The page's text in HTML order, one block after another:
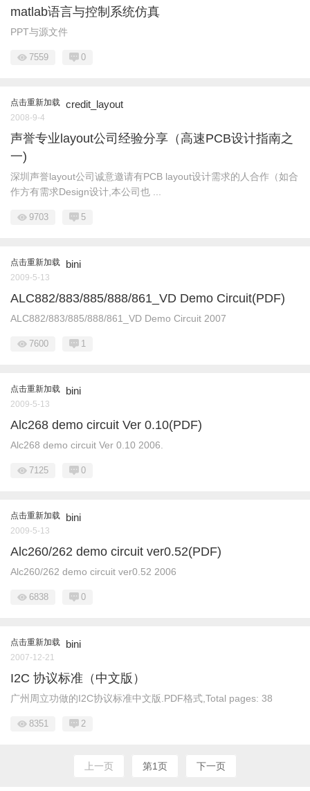
matlab语言与控制系统仿真
PPT与源文件
7559 0
点击重新加载 credit_layout
2008-9-4
声誉专业layout公司经验分享（高速PCB设计指南之
一)
深圳声誉layout公司诚意邀请有PCB layout设计需求的人合作（如合
作方有需求Design设计,本公司也 ...
9703 5
点击重新加载 bini
2009-5-13
ALC882/883/885/888/861_VD Demo Circuit(PDF)
ALC882/883/885/888/861_VD Demo Circuit 2007
7600 1
点击重新加载 bini
2009-5-13
Alc268 demo circuit Ver 0.10(PDF)
Alc268 demo circuit Ver 0.10 2006.
7125 0
点击重新加载 bini
2009-5-13
Alc260/262 demo circuit ver0.52(PDF)
Alc260/262 demo circuit ver0.52 2006
6838 0
点击重新加载 bini
2007-12-21
I2C 协议标准（中文版）
广州周立功做的I2C协议标准中文版.PDF格式,Total pages: 38
8351 2
上一页 第1页 下一页